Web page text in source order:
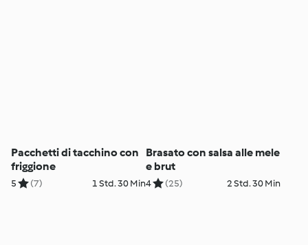
Pacchetti di tacchino con
friggione
5 (7) 1 Std. 30 Min
Brasato con salsa alle mele
e brut
4 (25) 2 Std. 30 Min